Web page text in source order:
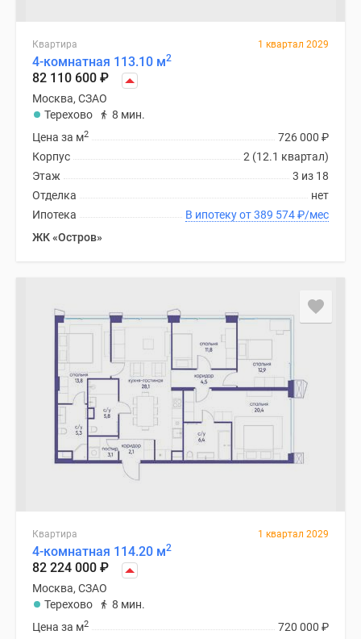
Квартира 1 квартал 2029
4-комнатная 113.10 м2
82 110 600 ₽
Москва, СЗАО
Терехово
8 мин.
726 000 ₽
Цена за м2
2 (12.1 квартал)
Корпус
3 из 18
Этаж
нет
Отделка
В ипотеку от 389 574₽/мес
Ипотека
ЖК «Остров»
Квартира 1 квартал 2029
4-комнатная 114.20 м2
82 224 000 ₽
Москва, СЗАО
Терехово
8 мин.
720 000 ₽
Цена за м2